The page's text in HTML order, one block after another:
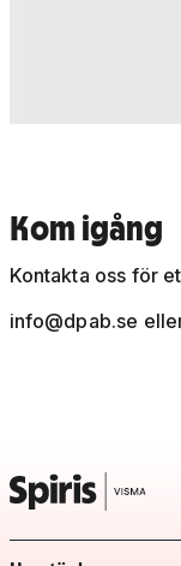
Kom igång
Kontakta oss för
info@dpab.se